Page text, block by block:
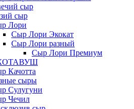
сыр
сыр
Лори
Сыр Лори Экокат
Сыр Лори разный
Сыр Лори Премиум
Качотта
сыры
Сулугуни
Чечил